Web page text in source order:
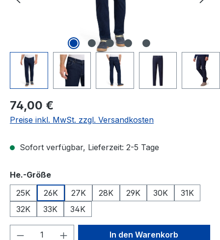
Regulärer Preis:
74,00 €
Preise inkl. MwSt. zzgl. Versandkosten
Sofort verfügbar, Lieferzeit: 2-5 Tage
He.-Größeauswählen
25K
26K 27K 28K 29K 30K
31K
32K
33K 34K
Produkt Anzahl: Gib denIn den Warenkorb